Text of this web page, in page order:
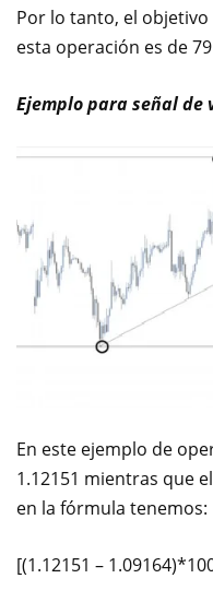
Por lo tanto, el
esta operación es de
Ejemplo para señal de
En este ejemplo de
1.12151 mientras que
en la fórmula tenemos:
[(1.12151 –